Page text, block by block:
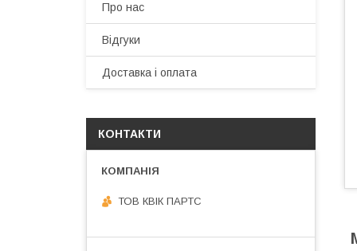
Про нас
Відгуки
Доставка і оплата
КОНТАКТИ
ТОВ КВІК ПАРТС